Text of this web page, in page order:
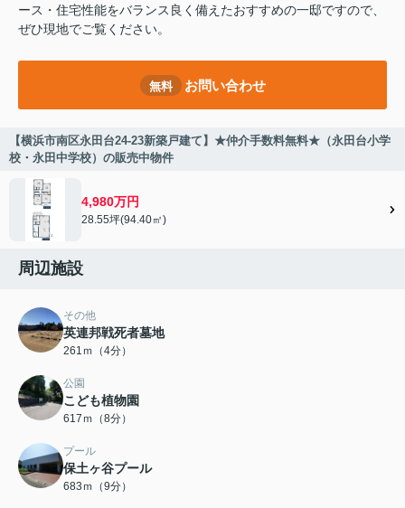
ース・住宅性能をバランス良く備えたおすすめの一邸ですので、
ぜひ現地でご覧ください。
無料 お問い合わせ
【横浜市南区永田台24-23新築戸建て】★仲介手数料無料★（永田台小学
校・永田中学校）の販売中物件
4,980万円
28.55坪(94.40㎡)
周辺施設
その他
英連邦戦死者墓地
261ｍ（4分）
公園
こども植物園
617ｍ（8分）
プール
保土ヶ谷プール
683ｍ（9分）